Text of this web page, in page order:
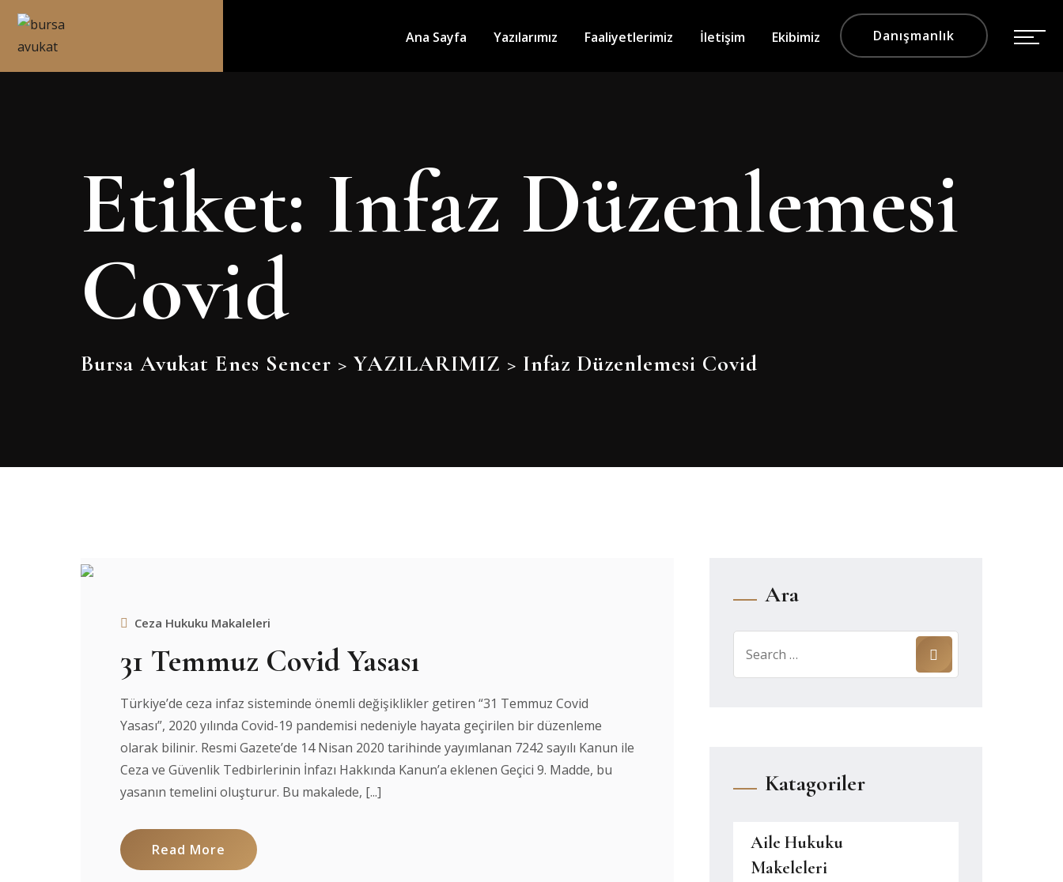
Ana Sayfa Yazılarımız Faaliyetlerimiz İletişim Ekibimiz Danışmanlık
Etiket: Infaz Düzenlemesi
Covid
Bursa Avukat Enes Sencer > YAZILARIMIZ > Infaz Düzenlemesi Covid
Ceza Hukuku Makaleleri
31 Temmuz Covid Yasası
Türkiye’de ceza infaz sisteminde önemli değişiklikler getiren “31 Temmuz Covid
Yasası”, 2020 yılında Covid-19 pandemisi nedeniyle hayata geçirilen bir düzenleme
olarak bilinir. Resmi Gazete’de 14 Nisan 2020 tarihinde yayımlanan 7242 sayılı Kanun ile
Ceza ve Güvenlik Tedbirlerinin İnfazı Hakkında Kanun’a eklenen Geçici 9. Madde, bu
yasanın temelini oluşturur. Bu makalede, [...]
Read More
Ara
for:
Katagoriler
Aile Hukuku
Makeleleri